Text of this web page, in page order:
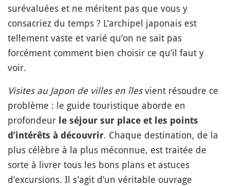
surévaluées et ne méritent pas que vous y
consacriez du temps ? L’archipel japonais est
tellement vaste et varié qu’on ne sait pas
forcément comment bien choisir ce qu’il faut y
voir.
Visites au Japon de villes en îlesvient résoudre ce
problème : le guide touristique aborde en
profondeur le séjour sur place et les points
d’intérêts à découvrir. Chaque destination, de la
plus célèbre à la plus méconnue, est traitée de
sorte à livrer tous les bons plans et astuces
d’excursions. Il s’agit d’un véritable ouvrage